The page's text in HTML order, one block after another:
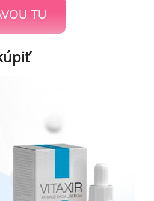
TU